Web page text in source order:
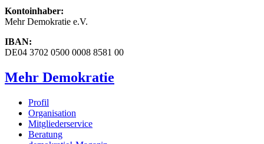
Kontoinhaber:
Mehr Demokratie e.V.
IBAN:
DE04 3702 0500 0008 8581 00
Mehr Demokratie
Profil
Organisation
Mitgliederservice
Beratung